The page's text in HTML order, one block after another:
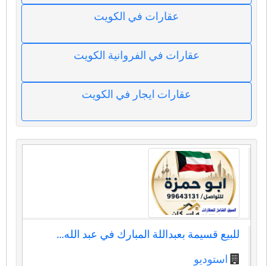
عقارات في الكويت
عقارات في الفروانية الكويت
عقارات ايجار في الكويت
للبيع قسيمة بعبداللة المبارك في عبد الله...
استوديو